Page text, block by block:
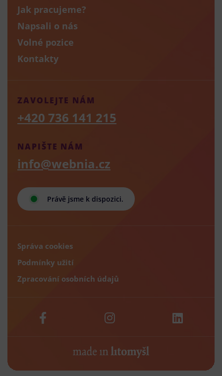
Jak pracujeme?
Napsali o nás
Volné pozice
Kontakty
Právě jsme k dispozici.
NAPIŠTE NÁM
info@webnia.cz
ZAVOLEJTE NÁM
+420 736 141 215
Správa cookies
Podmínky užití
Zpracování osobních údajů